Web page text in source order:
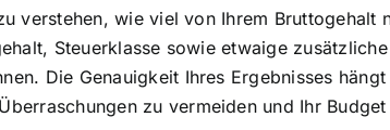
verstehen, wie viel von Ihrem
Steuerklasse sowie etwaige
Die Genauigkeit Ihres Ergebnisses
zu vermeiden und Ihr